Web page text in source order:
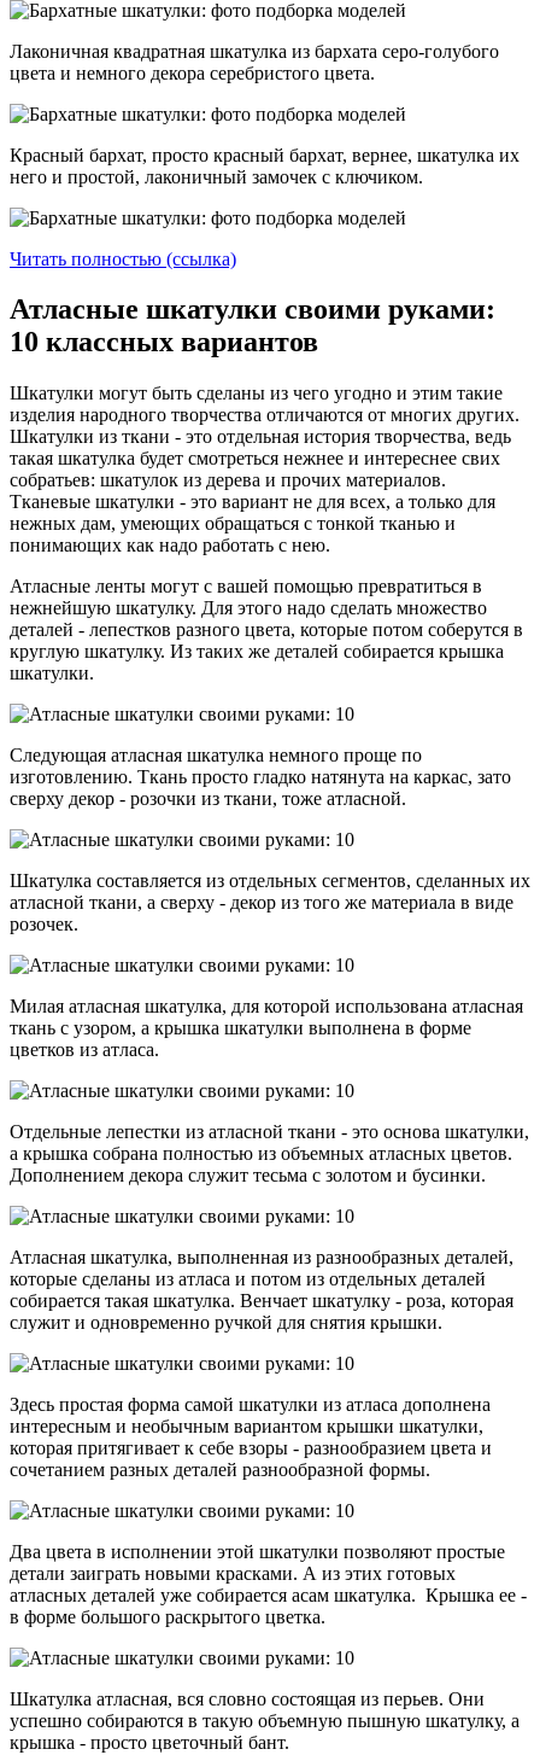
Лаконичная квадратная шкатулка из бархата серо-голубого
цвета и немного декора серебристого цвета.
Красный бархат, просто красный бархат, вернее, шкатулка их
него и простой, лаконичный замочек с ключиком.
Читать полностью (ссылка)
Атласные шкатулки своими руками:
10 классных вариантов
Шкатулки могут быть сделаны из чего угодно и этим такие
изделия народного творчества отличаются от многих других.
Шкатулки из ткани - это отдельная история творчества, ведь
такая шкатулка будет смотреться нежнее и интереснее свих
собратьев: шкатулок из дерева и прочих материалов.
Тканевые шкатулки - это вариант не для всех, а только для
нежных дам, умеющих обращаться с тонкой тканью и
понимающих как надо работать с нею.
Атласные ленты могут с вашей помощью превратиться в
нежнейшую шкатулку. Для этого надо сделать множество
деталей - лепестков разного цвета, которые потом соберутся в
круглую шкатулку. Из таких же деталей собирается крышка
шкатулки.
Следующая атласная шкатулка немного проще по
изготовлению. Ткань просто гладко натянута на каркас, зато
сверху декор - розочки из ткани, тоже атласной.
Шкатулка составляется из отдельных сегментов, сделанных их
атласной ткани, а сверху - декор из того же материала в виде
розочек.
Милая атласная шкатулка, для которой использована атласная
ткань с узором, а крышка шкатулки выполнена в форме
цветков из атласа.
Отдельные лепестки из атласной ткани - это основа шкатулки,
а крышка собрана полностью из объемных атласных цветов.
Дополнением декора служит тесьма с золотом и бусинки.
Атласная шкатулка, выполненная из разнообразных деталей,
которые сделаны из атласа и потом из отдельных деталей
собирается такая шкатулка. Венчает шкатулку - роза, которая
служит и одновременно ручкой для снятия крышки.
Здесь простая форма самой шкатулки из атласа дополнена
интересным и необычным вариантом крышки шкатулки,
которая притягивает к себе взоры - разнообразием цвета и
сочетанием разных деталей разнообразной формы.
Два цвета в исполнении этой шкатулки позволяют простые
детали заиграть новыми красками. А из этих готовых
атласных деталей уже собирается асам шкатулка. Крышка ее -
в форме большого раскрытого цветка.
Шкатулка атласная, вся словно состоящая из перьев. Они
успешно собираются в такую объемную пышную шкатулку, а
крышка - просто цветочный бант.